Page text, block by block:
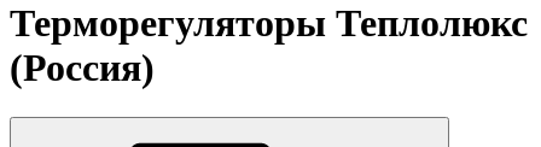
Терморегуляторы Теплолюкс
(Россия)